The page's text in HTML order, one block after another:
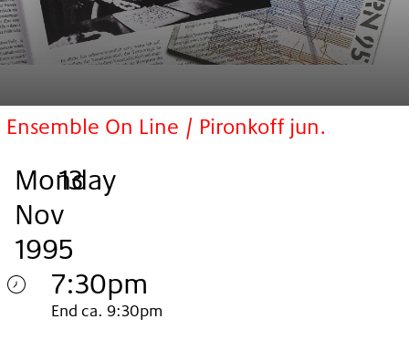
Ensemble On Line / Pironkoff jun.
Monday
, 13
.
Nov
1995
.
7:30pm
Monday
End ca. 9:30pm